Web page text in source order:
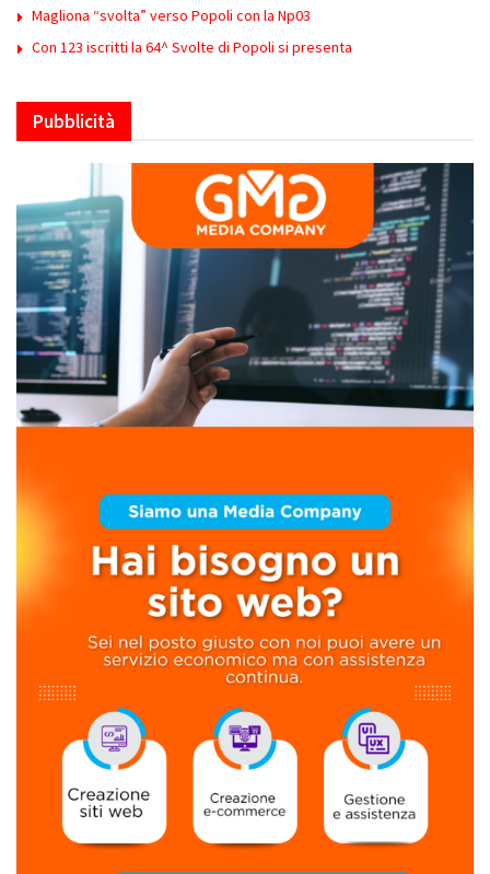
Magliona “svolta” verso Popoli con la Np03
Con 123 iscritti la 64^ Svolte di Popoli si presenta
Pubblicità